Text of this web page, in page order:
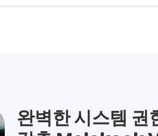
완벽한 시스템 권